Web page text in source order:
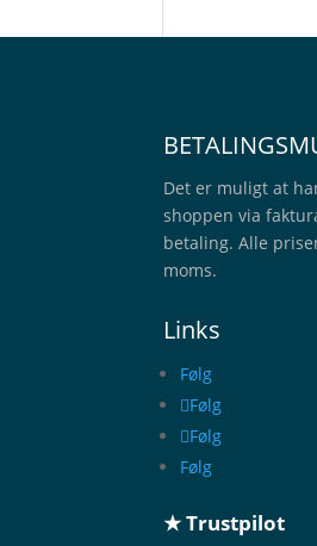
Det er muligt at
shoppen via
betaling. Alle
moms.
Links
Følg
Følg
Følg
Følg
★ Trustpilot